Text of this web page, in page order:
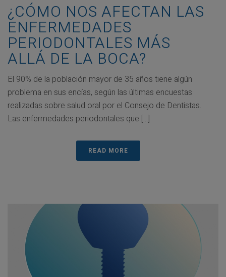
¿CÓMO NOS AFECTAN LAS
ENFERMEDADES
PERIODONTALES MÁS
ALLÁ DE LA BOCA?
El 90% de la población mayor de 35 años tiene algún
problema en sus encías, según las últimas encuestas
realizadas sobre salud oral por el Consejo de Dentistas.
Las enfermedades periodontales que [...]
READ MORE